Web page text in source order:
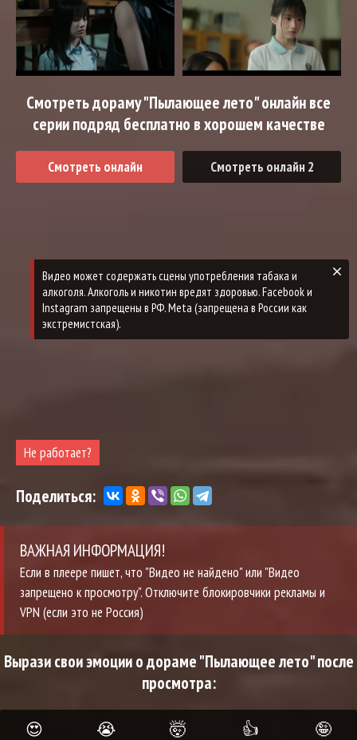
Смотреть дораму "Пылающее лето" онлайн все
серии подряд бесплатно в хорошем качестве
Смотреть онлайн Смотреть онлайн 2
Не работает?
Поделиться:
ВАЖНАЯ ИНФОРМАЦИЯ!
Если в плеере пишет, что "Видео не найдено" или "Видео
запрещено к просмотру". Отключите блокировчики рекламы и
VPN (если это не Россия)
Вырази свои эмоции о дораме "Пылающее лето" после
просмотра:
😍 😭 🤯 👍 🤪